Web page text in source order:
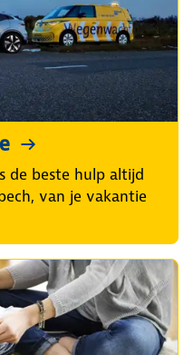
de beste hulp altijd
van je vakantie